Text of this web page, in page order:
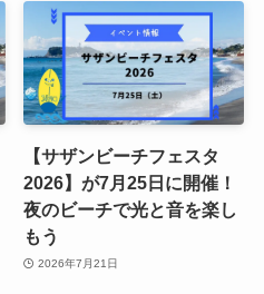
【サザンビーチフェスタ
2026】が7月25日に開催！
夜のビーチで光と音を楽し
もう
2026年7月21日